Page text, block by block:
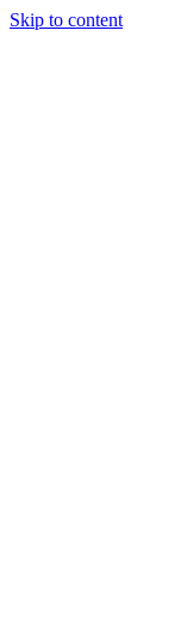
Skip to content